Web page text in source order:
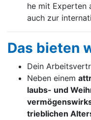
he mit Ex­per­ten
auch zur
Das bie­ten
Dein
Ne­ben ei­nem
laubs- und
trieb­li­chen